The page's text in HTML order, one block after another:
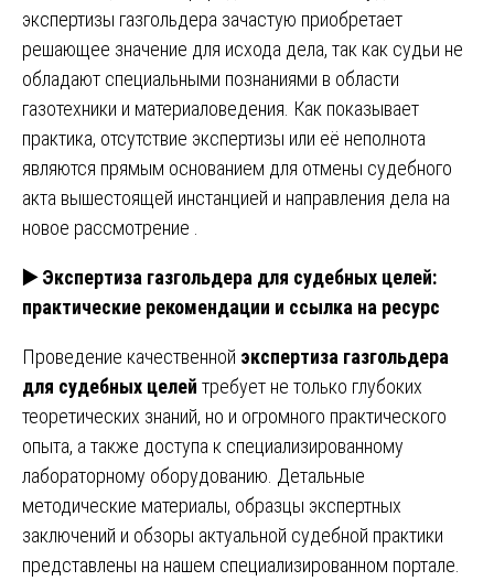
экспертизы газгольдера зачастую приобретает
решающее значение для исхода дела, так как судьи не
обладают специальными познаниями в области
газотехники и материаловедения. Как показывает
практика, отсутствие экспертизы или её неполнота
являются прямым основанием для отмены судебного
акта вышестоящей инстанцией и направления дела на
новое рассмотрение .
▶️Экспертиза газгольдера для судебных целей:
практические рекомендации и ссылка на ресурс
Проведение качественной экспертиза газгольдера
для судебных целей требует не только глубоких
теоретических знаний, но и огромного практического
опыта, а также доступа к специализированному
лабораторному оборудованию. Детальные
методические материалы, образцы экспертных
заключений и обзоры актуальной судебной практики
представлены на нашем специализированном портале.